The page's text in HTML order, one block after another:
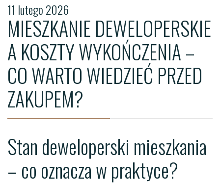
MIESZKANIE DEWELOPERSKIE
A KOSZTY WYKOŃCZENIA –
CO WARTO WIEDZIEĆ PRZED
ZAKUPEM?
11 lutego 2026
Stan deweloperski mieszkania
– co oznacza w praktyce?